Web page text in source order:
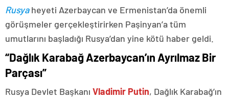
Rusyaheyeti Azerbaycan ve Ermenistan’da önemli
görüşmeler gerçekleştirirken Paşinyan’a tüm
umutlarını başladığı Rusya’dan yine kötü haber geldi.
“Dağlık Karabağ Azerbaycan’ın Ayrılmaz Bir
Parçası”
Rusya Devlet Başkanı Vladimir Putin, Dağlık Karabağ’ın